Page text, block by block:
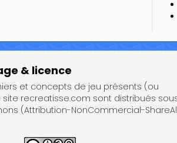
& licence
et concepts de jeu présents (ou
recreatisse.com sont distribués
(Attribution-NonCommercial-